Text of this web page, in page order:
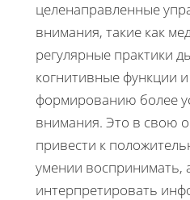
целенаправленные
внимания, такие как
регулярные практики
когнитивные функции
формированию более
внимания. Это в свою
привести к
умении воспринимать,
интерпретировать